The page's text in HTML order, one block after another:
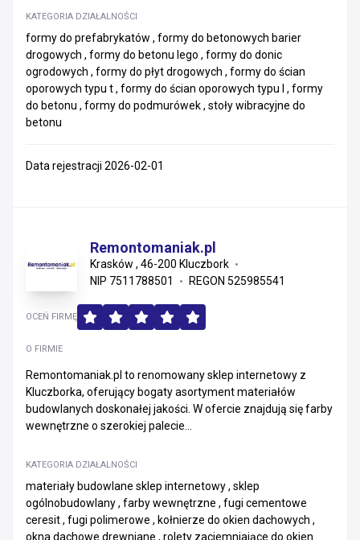
KATEGORIA DZIAŁALNOŚCI
formy do prefabrykatów , formy do betonowych barier
drogowych , formy do betonu lego , formy do donic
ogrodowych , formy do płyt drogowych , formy do ścian
oporowych typu t , formy do ścian oporowych typu l , formy
do betonu , formy do podmurówek , stoły wibracyjne do
betonu
Data rejestracji 2026-02-01
Remontomaniak.pl
Krasków , 46-200 Kluczbork
NIP 7511788501
REGON 525985541
O FIRMIE
Remontomaniak.pl to renomowany sklep internetowy z
Kluczborka, oferujący bogaty asortyment materiałów
budowlanych doskonałej jakości. W ofercie znajdują się farby
wewnętrzne o szerokiej palecie...
KATEGORIA DZIAŁALNOŚCI
materiały budowlane sklep internetowy , sklep
ogólnobudowlany , farby wewnętrzne , fugi cementowe
ceresit , fugi polimerowe , kołnierze do okien dachowych ,
okna dachowe drewniane , rolety zaciemniające do okien
OCEŃ FIRMĘ